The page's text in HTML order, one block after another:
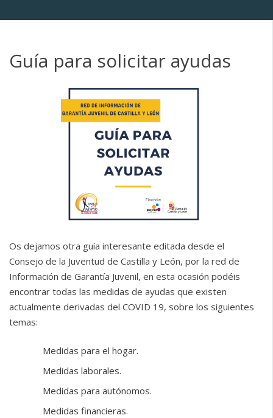
Guía para solicitar ayudas
Os dejamos otra guía interesante editada desde el
Consejo de la Juventud de Castilla y León, por la red de
Información de Garantía Juvenil, en esta ocasión podéis
encontrar todas las medidas de ayudas que existen
actualmente derivadas del COVID 19, sobre los siguientes
temas:
Medidas para el hogar.
Medidas laborales.
Medidas para autónomos.
Medidas financieras.